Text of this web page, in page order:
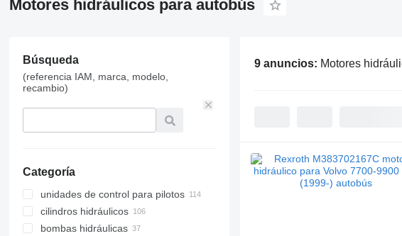
Motores hidráulicos para autobús
Búsqueda
(referencia IAM, marca, modelo,
recambio)
Categoría
unidades de control para pilotos
cilindros hidráulicos
bombas hidráulicas
9 anuncios: Motores